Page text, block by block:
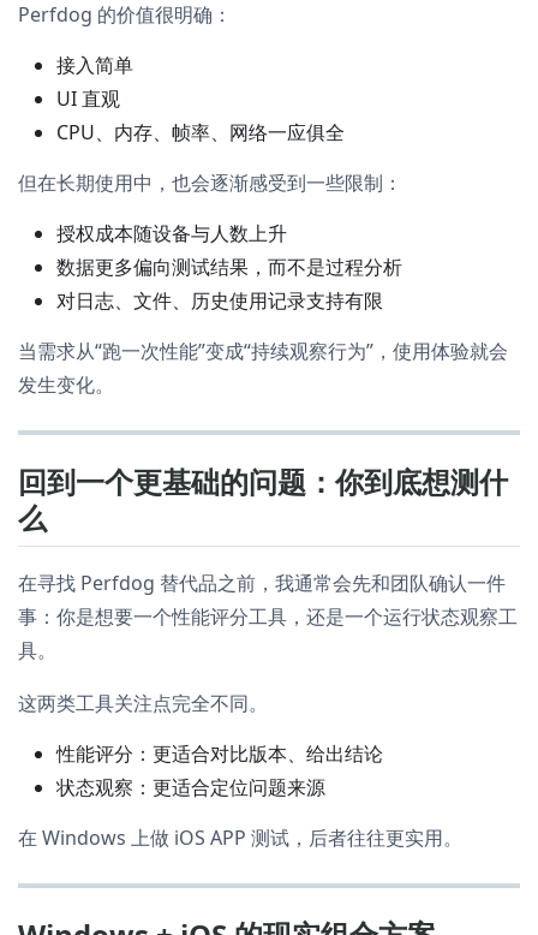
Perfdog 的价值很明确：
接入简单
UI 直观
CPU、内存、帧率、网络一应俱全
但在长期使用中，也会逐渐感受到一些限制：
授权成本随设备与人数上升
数据更多偏向测试结果，而不是过程分析
对日志、文件、历史使用记录支持有限
当需求从“跑一次性能”变成“持续观察行为”，使用体验就会
发生变化。
回到一个更基础的问题：你到底想测什
么
在寻找 Perfdog 替代品之前，我通常会先和团队确认一件
事：你是想要一个性能评分工具，还是一个运行状态观察工
具。
这两类工具关注点完全不同。
性能评分：更适合对比版本、给出结论
状态观察：更适合定位问题来源
在 Windows 上做 iOS APP 测试，后者往往更实用。